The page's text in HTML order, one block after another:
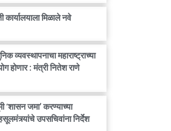
कार्यालयाला मिळाले नवे
व्यवस्थापनाचा महाराष्ट्राच्या
होणार : मंत्री नितेश राणे
‘शासन जमा’ करण्याच्या
उपसचिवांना निर्देश